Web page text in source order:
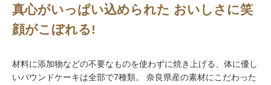
真心がいっぱい込められた おいしさに笑
顔がこぼれる!
材料に添加物などの不要なものを使わずに焼き上げる、体に優し
いパウンドケーキは全部で7種類。 奈良県産の素材にこだわった